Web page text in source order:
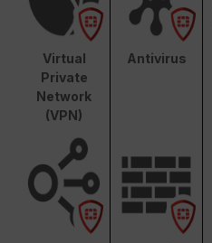
Virtual
Private
Network
(VPN)
Antivirus